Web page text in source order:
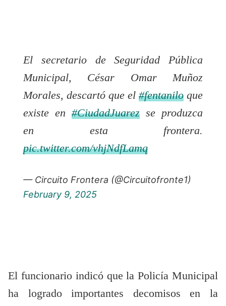
El secretario de Seguridad Pública
Municipal, César Omar Muñoz
Morales, descartó que el #fentanilo que
existe en #CiudadJuarez se produzca
en esta frontera.
pic.twitter.com/vhjNdfLamq
— Circuito Frontera (@Circuitofronte1)
February 9, 2025
El funcionario indicó que la Policía Municipal
ha logrado importantes decomisos en la